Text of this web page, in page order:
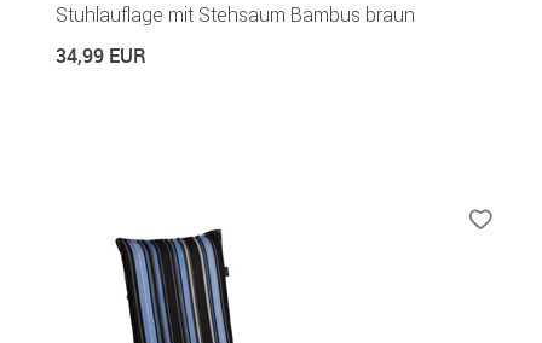
Stuhlauflage mit Stehsaum Bambus braun
34,99 EUR